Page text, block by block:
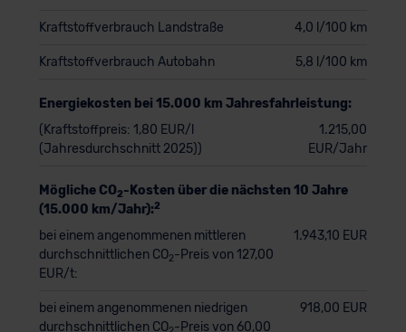
Kraftstoffverbrauch Landstraße 4,0 l/100 km
Kraftstoffverbrauch Autobahn 5,8 l/100 km
Energiekosten bei 15.000 km Jahresfahrleistung:
(Kraftstoffpreis: 1,80 EUR/l
(Jahresdurchschnitt 2025))
1.215,00
EUR/Jahr
Mögliche CO2-Kosten über die nächsten 10 Jahre
(15.000 km/Jahr):2
bei einem angenommenen mittleren
durchschnittlichen CO2-Preis von 127,00
EUR/t:
1.943,10 EUR
bei einem angenommenen niedrigen
durchschnittlichen CO -Preis von 60,00
918,00 EUR